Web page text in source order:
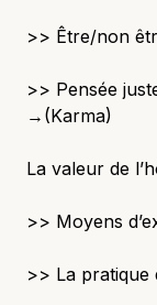
>> Être/non
>> Pensée
→(Karma)
La valeur de
>> Moyens
>> La